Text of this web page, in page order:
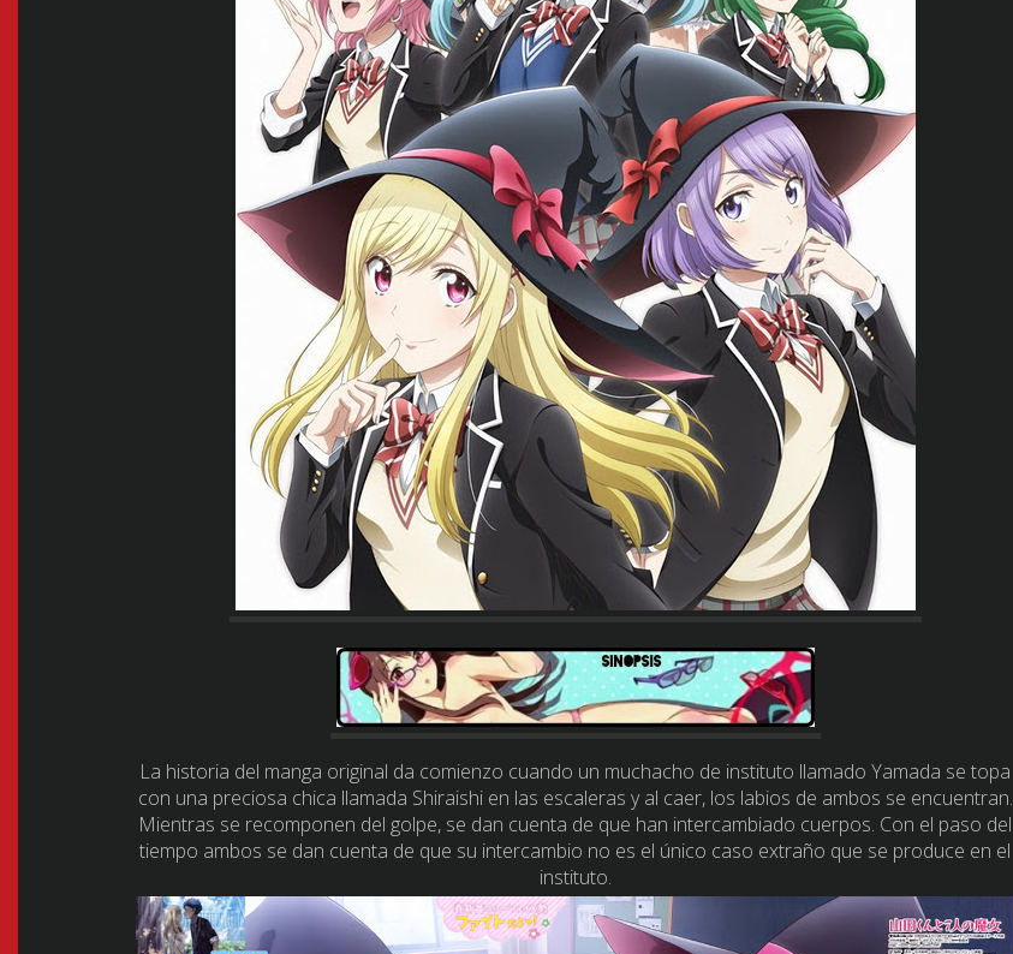
La historia del manga original da comienzo cuando un muchacho de instituto llamado Yamada se topa
con una preciosa chica llamada Shiraishi en las escaleras y al caer, los labios de ambos se encuentran.
Mientras se recomponen del golpe, se dan cuenta de que han intercambiado cuerpos. Con el paso del
tiempo ambos se dan cuenta de que su intercambio no es el único caso extraño que se produce en el
instituto.